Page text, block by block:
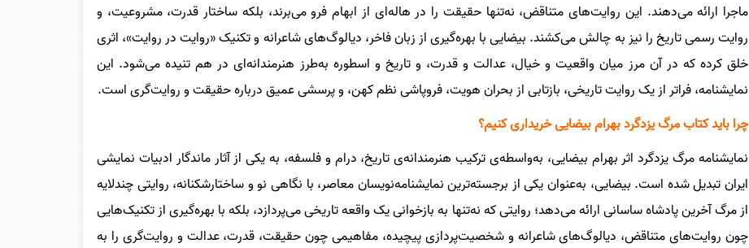
ماجرا ارائه می‌دهند. این روایت‌های متناقض، نه‌تنها حقیقت را در هاله‌ای از ابهام فرو می‌برند، بلکه ساختار قدرت، مشروعیت، و
روایت رسمی تاریخ را نیز به چالش می‌کشند. بیضایی با بهره‌گیری از زبان فاخر، دیالوگ‌های شاعرانه و تکنیک «روایت در روایت»، اثری
خلق کرده که در آن مرز میان واقعیت و خیال، عدالت و قدرت، و تاریخ و اسطوره به‌طرز هنرمندانه‌ای در هم تنیده می‌شود. این
نمایشنامه، فراتر از یک روایت تاریخی، بازتابی از بحران هویت، فروپاشی نظم کهن، و پرسشی عمیق درباره حقیقت و روایت‌گری است.
چرا باید کتاب مرگ یزدگرد بهرام بیضایی خریداری کنیم؟
نمایشنامه مرگ یزدگرد اثر بهرام بیضایی، به‌واسطه‌ی ترکیب هنرمندانه‌ی تاریخ، درام و فلسفه، به یکی از آثار ماندگار ادبیات نمایشی
ایران تبدیل شده است. بیضایی، به‌عنوان یکی از برجسته‌ترین نمایشنامه‌نویسان معاصر، با نگاهی نو و ساختارشکنانه، روایتی چندلایه
از مرگ آخرین پادشاه ساسانی ارائه می‌دهد؛ روایتی که نه‌تنها به بازخوانی یک واقعه تاریخی می‌پردازد، بلکه با بهره‌گیری از تکنیک‌هایی
چون روایت‌های متناقض، دیالوگ‌های شاعرانه و شخصیت‌پردازی پیچیده، مفاهیمی چون حقیقت، قدرت، عدالت و روایت‌گری را به